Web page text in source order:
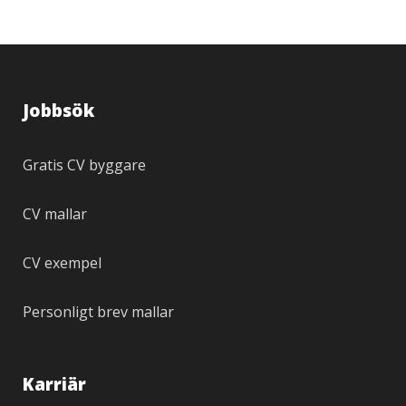
Jobbsök
Gratis CV byggare
CV mallar
CV exempel
Personligt brev mallar
Karriär